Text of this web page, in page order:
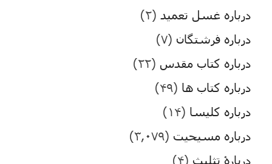
درباره غسل تعمید (۲)
درباره فرشتگان (۷)
درباره کتاب مقدس (۲۲)
درباره کتاب ها (۴۹)
درباره کلیسا (۱۴)
درباره مسیحیت (۳,۰۷۹)
دربارۀ تثلیث (۴)